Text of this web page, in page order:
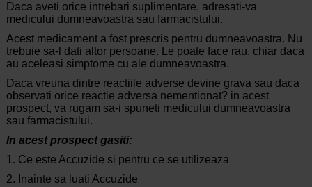
Daca aveti orice intrebari suplimentare, adresati-va
medicului dumneavoastra sau farmacistului.
Acest medicament a fost prescris pentru dumneavoastra. Nu
trebuie sa-l dati altor persoane. Le poate face rau, chiar daca
au aceleasi simptome cu ale dumneavoastra.
Daca vreuna dintre reactiile adverse devine grava sau daca
observati orice reactie adversa nementionat? in acest
prospect, va rugam sa-i spuneti medicului dumneavoastra
sau farmacistului.
In acest prospect gasiti:
1. Ce este Accuzide si pentru ce se utilizeaza
2. Inainte sa luati Accuzide